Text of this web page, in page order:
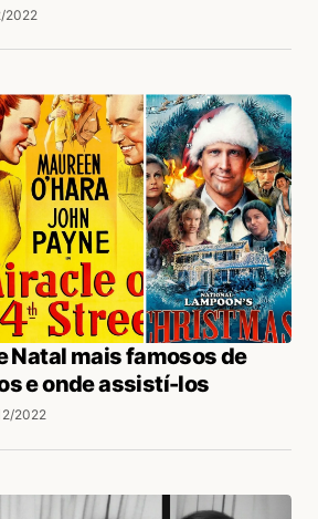
2022
Natal mais famosos de
e onde assistí-los
2022